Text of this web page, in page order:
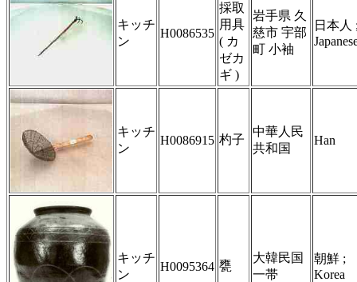
キッチ
ン
H0086535
採取
用具
( カ
ゼカ
ギ )
岩手県 久
慈市 宇部
町 小袖
日本人
キッチ
ン
H0086915 杓子
中華人民
共和国
Han
キッチ
ン
H0095364 甕
大韓民国
一帯
朝鮮 ;
Korea